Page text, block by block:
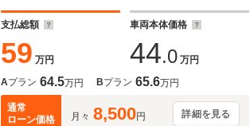
防止装置
支払総額
59 万円
車両本体価格
44.0 万円
Aプラン 64.5万円 Bプラン 65.6万円
通常
ローン価格
月々 8,500円 詳細を見る